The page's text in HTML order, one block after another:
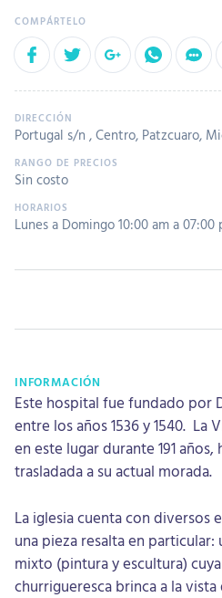
Portugal s/n , Centro, Patzcuaro,
Sin costo
Lunes a Domingo 10:00 am a 07:00
INFORMACIÓN
Este hospital fue fundado por
entre los años 1536 y 1540. La
en este lugar durante 191 años,
trasladada a su actual morada.
La iglesia cuenta con diversos
una pieza resalta en
mixto (pintura y escultura)
churrigueresca brinca a la